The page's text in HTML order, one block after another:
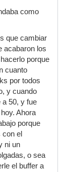
como
que cambiar
acabaron los
porque
cuanto
por todos
y cuando
a 50, y fue
Ahora
porque
el
ni un
o sea
el buffer a